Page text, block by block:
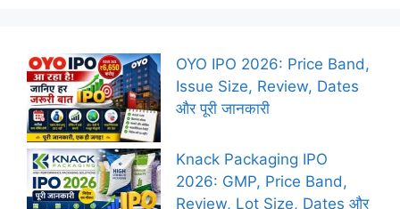
OYO IPO 2026: Price Band,
Issue Size, Review, Dates
और पूरी जानकारी
Knack Packaging IPO
2026: GMP, Price Band,
Review, Lot Size, Dates और